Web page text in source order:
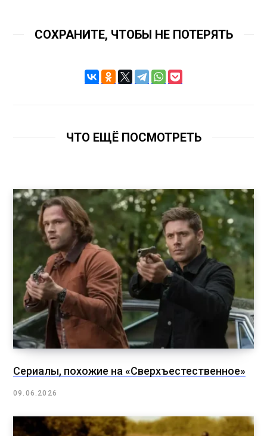
СОХРАНИТЕ, ЧТОБЫ НЕ ПОТЕРЯТЬ
ЧТО ЕЩЁ ПОСМОТРЕТЬ
Сериалы, похожие на «Сверхъестественное»
09.06.2026